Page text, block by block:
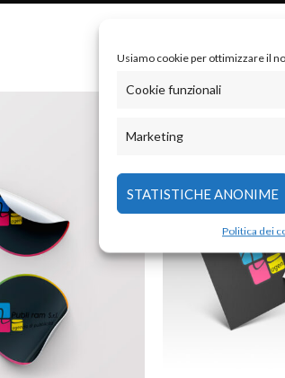
Usiamo cookie per ottimizzare il
Cookie funzionali
Marketing
STATISTICHE ANONIME
Politica dei